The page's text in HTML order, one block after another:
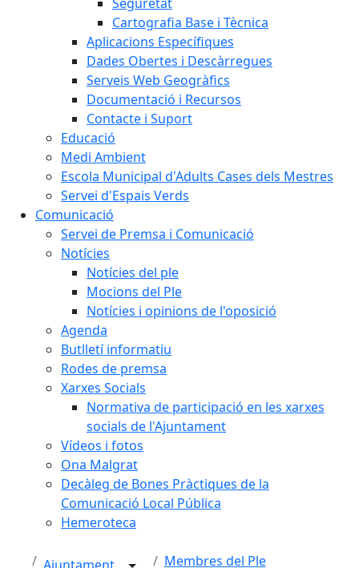
Cartografia Base i Tècnica
Aplicacions Específiques
Dades Obertes i Descàrregues
Serveis Web Geogràfics
Documentació i Recursos
Contacte i Suport
Educació
Medi Ambient
Escola Municipal d'Adults Cases dels Mestres
Servei d'Espais Verds
Comunicació
Servei de Premsa i Comunicació
Notícies
Notícies del ple
Mocions del Ple
Notícies i opinions de l'oposició
Agenda
Butlletí informatiu
Rodes de premsa
Xarxes Socials
Normativa de participació en les xarxes
socials de l'Ajuntament
Vídeos i fotos
Ona Malgrat
Decàleg de Bones Pràctiques de la
Comunicació Local Pública
Hemeroteca
Membres del Ple